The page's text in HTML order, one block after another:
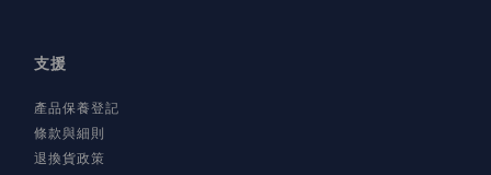
支援
產品保養登記
條款與細則
退換貨政策